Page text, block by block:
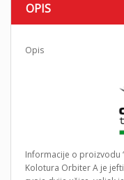
OPIS
Opis
Informacije o proizvodu
Kolotura Orbiter A je